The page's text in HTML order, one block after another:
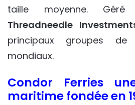
taille moyenne.
Threadneedle
principaux groupes de
mondiaux.
Condor Ferries
maritime fondée en